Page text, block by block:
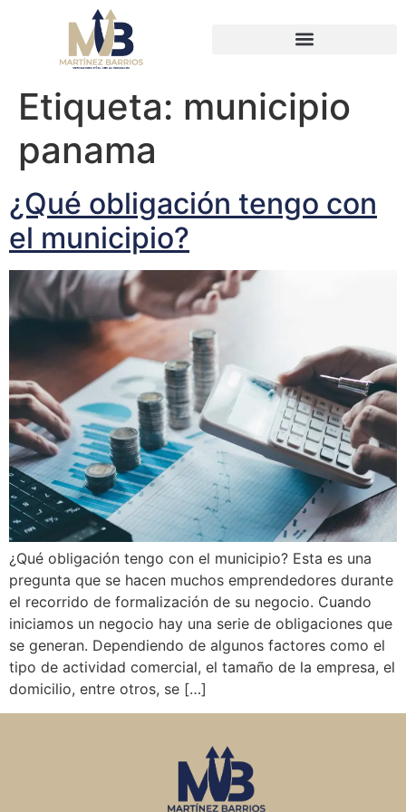
Etiqueta: municipio
panama
¿Qué obligación tengo con
el municipio?
¿Qué obligación tengo con el municipio? Esta es una
pregunta que se hacen muchos emprendedores durante
el recorrido de formalización de su negocio. Cuando
iniciamos un negocio hay una serie de obligaciones que
se generan. Dependiendo de algunos factores como el
tipo de actividad comercial, el tamaño de la empresa, el
domicilio, entre otros, se […]